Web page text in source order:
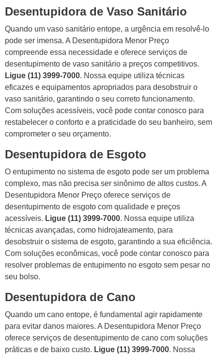
Desentupidora de Vaso Sanitário
Quando um vaso sanitário entope, a urgência em resolvê-lo
pode ser imensa. A Desentupidora Menor Preço
compreende essa necessidade e oferece serviços de
desentupimento de vaso sanitário a preços competitivos.
Ligue (11) 3999-7000. Nossa equipe utiliza técnicas
eficazes e equipamentos apropriados para desobstruir o
vaso sanitário, garantindo o seu correto funcionamento.
Com soluções acessíveis, você pode contar conosco para
restabelecer o conforto e a praticidade do seu banheiro, sem
comprometer o seu orçamento.
Desentupidora de Esgoto
O entupimento no sistema de esgoto pode ser um problema
complexo, mas não precisa ser sinônimo de altos custos. A
Desentupidora Menor Preço oferece serviços de
desentupimento de esgoto com qualidade e preços
acessíveis. Ligue (11) 3999-7000. Nossa equipe utiliza
técnicas avançadas, como hidrojateamento, para
desobstruir o sistema de esgoto, garantindo a sua eficiência.
Com soluções econômicas, você pode contar conosco para
resolver problemas de entupimento no esgoto sem pesar no
seu bolso.
Desentupidora de Cano
Quando um cano entope, é fundamental agir rapidamente
para evitar danos maiores. A Desentupidora Menor Preço
oferece serviços de desentupimento de cano com soluções
práticas e de baixo custo. Ligue (11) 3999-7000. Nossa